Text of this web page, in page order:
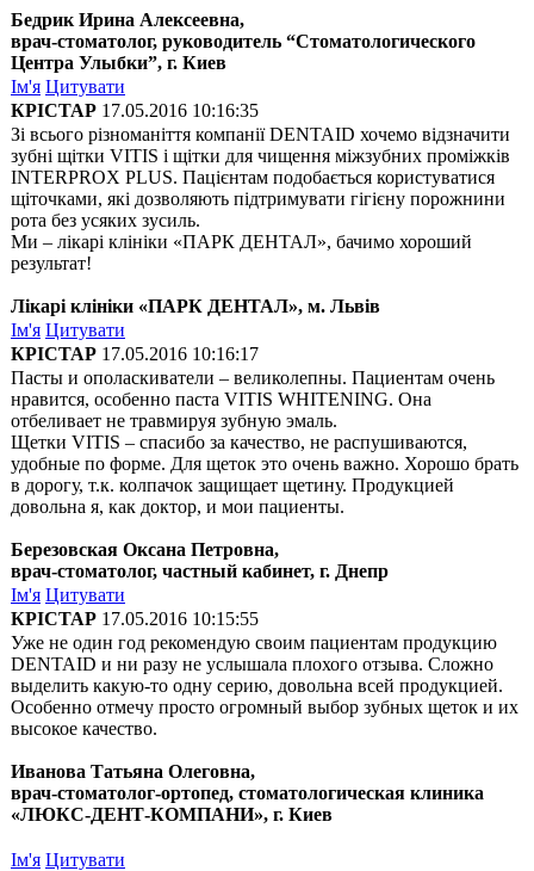
Бедрик Ирина Алексеевна,
врач-стоматолог, руководитель “Стоматологического
Центра Улыбки”, г. Киев
Ім'я Цитувати
КРІСТАР 17.05.2016 10:16:35
Зі всього різноманіття компанії DENTAID хочемо відзначити
зубні щітки VITIS і щітки для чищення міжзубних проміжків
INTERPROX PLUS. Пацієнтам подобається користуватися
щіточками, які дозволяють підтримувати гігієну порожнини
рота без усяких зусиль.
Ми – лікарі клініки «ПАРК ДЕНТАЛ», бачимо хороший
результат!
Лікарі клініки «ПАРК ДЕНТАЛ», м. Львів
Ім'я Цитувати
КРІСТАР 17.05.2016 10:16:17
Пасты и ополаскиватели – великолепны. Пациентам очень
нравится, особенно паста VITIS WHITENING. Она
отбеливает не травмируя зубную эмаль.
Щетки VITIS – спасибо за качество, не распушиваются,
удобные по форме. Для щеток это очень важно. Хорошо брать
в дорогу, т.к. колпачок защищает щетину. Продукцией
довольна я, как доктор, и мои пациенты.
Березовская Оксана Петровна,
врач-стоматолог, частный кабинет, г. Днепр
Ім'я Цитувати
КРІСТАР 17.05.2016 10:15:55
Уже не один год рекомендую своим пациентам продукцию
DENTAID и ни разу не услышала плохого отзыва. Сложно
выделить какую-то одну серию, довольна всей продукцией.
Особенно отмечу просто огромный выбор зубных щеток и их
высокое качество.
Иванова Татьяна Олеговна,
врач-стоматолог-ортопед, стоматологическая клиника
«ЛЮКС-ДЕНТ-КОМПАНИ», г. Киев
Ім'я Цитувати